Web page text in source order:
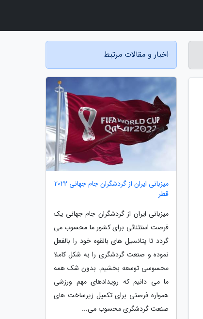
اخبار و مقالات مرتبط
میزبانی ایران از گردشگران جام جهانی 2022
قطر
میزبانی ایران از گردشگران جام جهانی یک
فرصت استثنائی برای کشور ما محسوب می
گردد تا پتانسیل های بالقوه خود را بالفعل
نموده و صنعت گردشگری را به شکل کاملا
محسوسی توسعه بخشیم. بدون شک همه
ما می دانیم که رویدادهای مهم ورزشی
همواره فرصتی برای تکمیل زیرساخت های
صنعت گردشگری محسوب می...